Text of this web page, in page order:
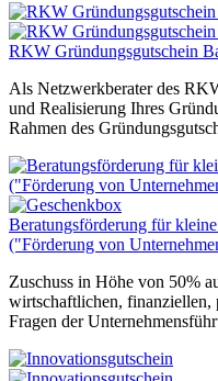
RKW Gründungsgutschein
Als Netzwerkberater des
und Realisierung Ihres
Rahmen des
Beratungsförderung für
("Förderung von
Zuschuss in Höhe von 50%
wirtschaftlichen, finanziellen,
Fragen der